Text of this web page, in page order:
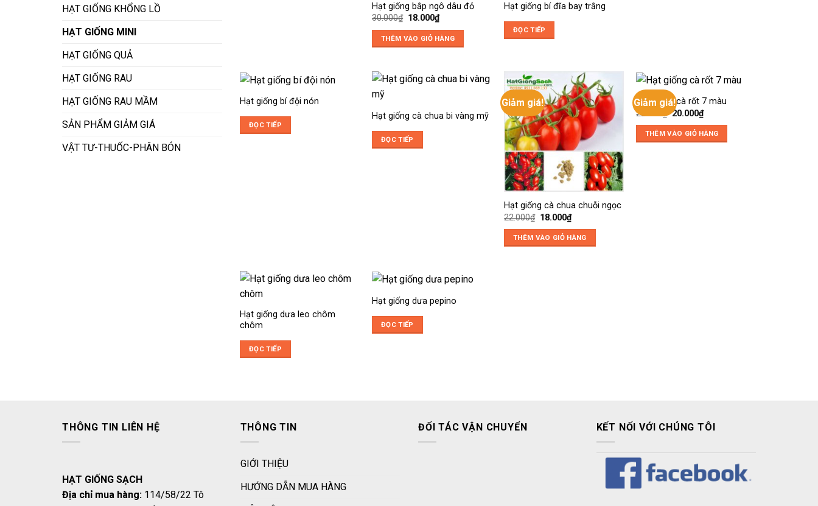
HẠT GIỐNG KHỔNG LỒ
HẠT GIỐNG MINI
HẠT GIỐNG QUẢ
HẠT GIỐNG RAU
HẠT GIỐNG RAU MẦM
SẢN PHẨM GIẢM GIÁ
VẬT TƯ-THUỐC-PHÂN BÓN
Hạt giống bắp ngô dâu đỏ
30.000₫ Giá
là:
30.000₫.
18.000₫Giá
hiện
tại
là:
THÊM VÀO GIỎ HÀNG
Hạt giống bí đĩa bay trắng
ĐỌC TIẾP
Hạt giống bí đội nón
ĐỌC TIẾP
Hạt giống cà chua bi vàng mỹ
ĐỌC TIẾP
Giảm giá!
Hạt giống cà chua chuỗi ngọc
22.000₫ Giá
là:
22.000₫.
18.000₫Giá
hiện
tại
là:
THÊM VÀO GIỎ HÀNG
Giảm giá!
Hạt giống cà rốt 7 màu
22.000
₫ Giá
là:
22.000₫.
20.000₫Giá
hiện
tại
là:
THÊM VÀO GIỎ HÀNG
Hạt giống dưa leo chôm
chôm
ĐỌC TIẾP
Hạt giống dưa pepino
ĐỌC TIẾP
THÔNG TIN LIÊN HỆ
HẠT GIỐNG SẠCH
Địa chỉ mua hàng: 114/58/22 Tô
THÔNG TIN
GIỚI THIỆU
HƯỚNG DẪN MUA HÀNG
ĐỐI TÁC VẬN CHUYỂN KẾT NỐI VỚI CHÚNG TÔI